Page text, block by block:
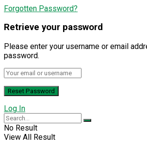
Forgotten Password?
Retrieve your password
Please enter your username or email
password.
Log In
No Result
View All Result